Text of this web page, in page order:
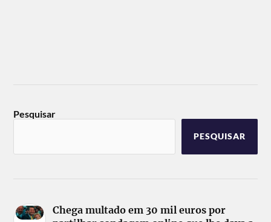
Pesquisar
PESQUISAR
Chega multado em 30 mil euros por